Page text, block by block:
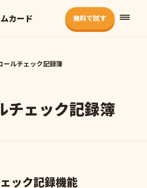
カード 無料で試す
ールチェック記録簿
チェック記録簿
ック記録機能